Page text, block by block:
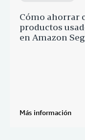
Cómo ahorrar
productos
en Amazon
Más información